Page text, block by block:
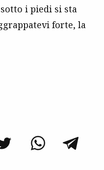
i piedi si sta
forte, la